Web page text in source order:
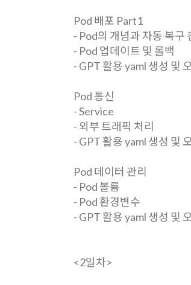
Pod 배포 Part1
- Pod의 개념과 자동 복구
- Pod 업데이트 및 롤백
- GPT 활용 yaml 생성 및
Pod 통신
- Service
- 외부 트래픽 처리
- GPT 활용 yaml 생성 및
Pod 데이터 관리
- Pod 볼륨
- Pod 환경변수
- GPT 활용 yaml 생성 및
<2일차>